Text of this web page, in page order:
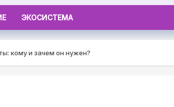
ЭКОСИСТЕМА
кому и зачем он нужен?